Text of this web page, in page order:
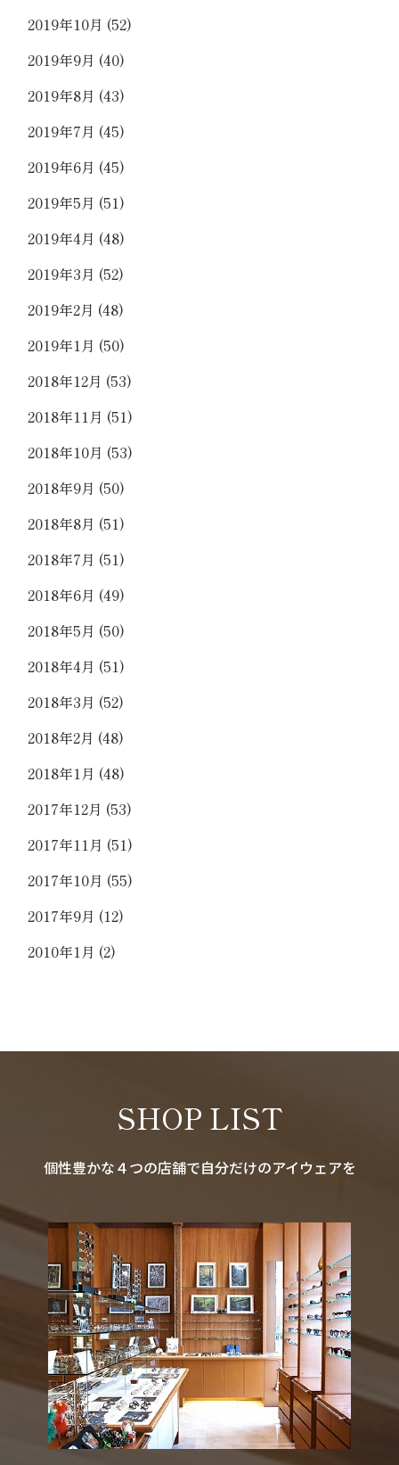
2019年10月 (52)
2019年9月 (40)
2019年8月 (43)
2019年7月 (45)
2019年6月 (45)
2019年5月 (51)
2019年4月 (48)
2019年3月 (52)
2019年2月 (48)
2019年1月 (50)
2018年12月 (53)
2018年11月 (51)
2018年10月 (53)
2018年9月 (50)
2018年8月 (51)
2018年7月 (51)
2018年6月 (49)
2018年5月 (50)
2018年4月 (51)
2018年3月 (52)
2018年2月 (48)
2018年1月 (48)
2017年12月 (53)
2017年11月 (51)
2017年10月 (55)
2017年9月 (12)
2010年1月 (2)
SHOP LIST
個性豊かな４つの店舗で自分だけのアイウェアを